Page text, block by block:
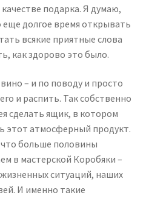
подарка. Я думаю,
долгое время открывать
всякие приятные слова
как здорово это было.
– и по поводу и просто
и распить. Так собственно
сделать ящик, в котором
этот атмосферный продукт.
больше половины
в мастерской Коробяки –
ситуаций, наших
И именно такие